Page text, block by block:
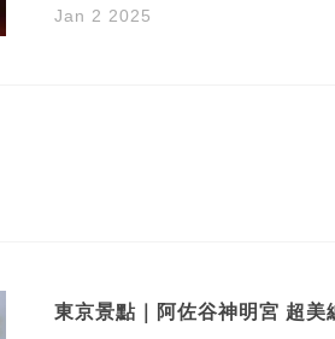
Jan 2 2025
東京景點｜阿佐谷神明宮 超美